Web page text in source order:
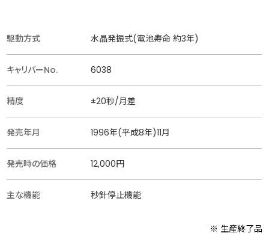
駆動方式 水晶発振式(電池寿命 約3年)
キャリバーNo. 6038
精度 ±20秒/月差
発売年月 1996年(平成8年)11月
発売時の価格 12,000円
主な機能 秒針停止機能
※ 生産終了品